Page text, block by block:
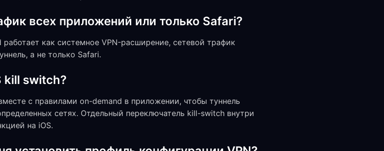
всех приложений или только Safari?
как системное VPN-расширение, сетевой трафик
а не только Safari.
kill switch?
с правилами on-demand в приложении, чтобы туннель
сетях. Отдельный переключатель kill-switch внутри
на iOS.